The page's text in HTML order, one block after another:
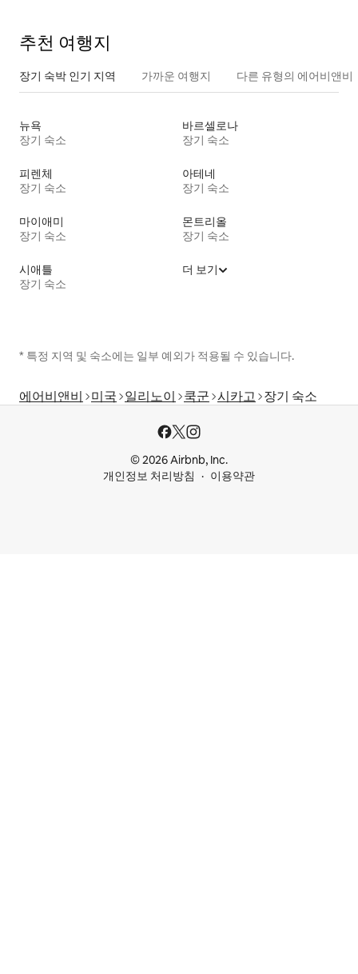
추천 여행지
장기 숙박 인기 지역 가까운 여행지 다른 유형의 에어비앤비
뉴욕
장기 숙소
바르셀로나
장기 숙소
피렌체
장기 숙소
아테네
장기 숙소
마이애미
장기 숙소
몬트리올
장기 숙소
시애틀
장기 숙소
더 보기
* 특정 지역 및 숙소에는 일부 예외가 적용될 수 있습니다.
에어비앤비 미국 일리노이 쿡군 시카고 장기 숙소
© 2026 Airbnb, Inc.
개인정보 처리방침
이용약관